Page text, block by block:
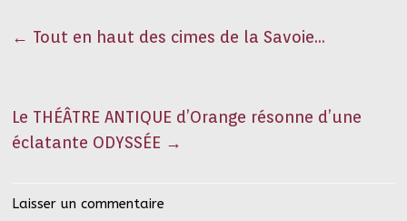
← Tout en haut des cimes de la Savoie…
Le THÉÂTRE ANTIQUE d’Orange résonne d’une
éclatante ODYSSÉE →
Laisser un commentaire